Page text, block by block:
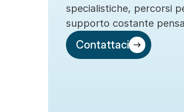
specialistiche, percorsi
supporto costante
Contattaci